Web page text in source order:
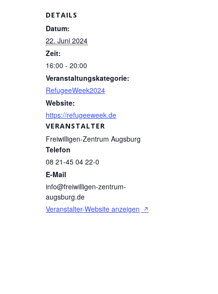
DETAILS
Datum:
22. Juni 2024
Zeit:
16:00 - 20:00
Veranstaltungskategorie:
RefugeeWeek2024
Website:
https://refugeeweek.de
VERANSTALTER
Freiwilligen-Zentrum Augsburg
Telefon
08 21-45 04 22-0
E-Mail
info@freiwilligen-zentrum-
augsburg.de
Veranstalter-Website anzeigen